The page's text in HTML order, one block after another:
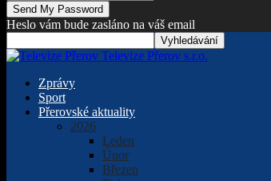
Heslo vám bude zasláno na váš email
Televize Přerov s.r.o.
Zprávy
Sport
Přerovské aktuality
2026
Leden
Únor
Březen